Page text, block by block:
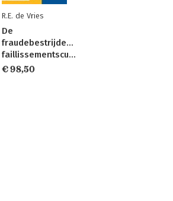
R.E. de Vries
De
fraudebestrijdende
faillissementscurator
€ 98,50